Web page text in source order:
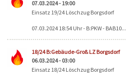
07.03.2024 - 19:00
Einsatz 19/24 Löschzug Borgsdorf
07.03.2024 18:54 Uhr - B:PKW - BAB10...
18/24 B:Gebäude-Groß LZ Borgsdorf
06.03.2024 - 03:00
Einsatz 18/24 Löschzug Borgsdorf